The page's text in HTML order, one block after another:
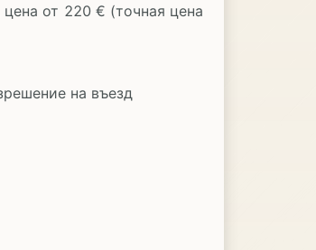
от 220 € (точная цена
на въезд